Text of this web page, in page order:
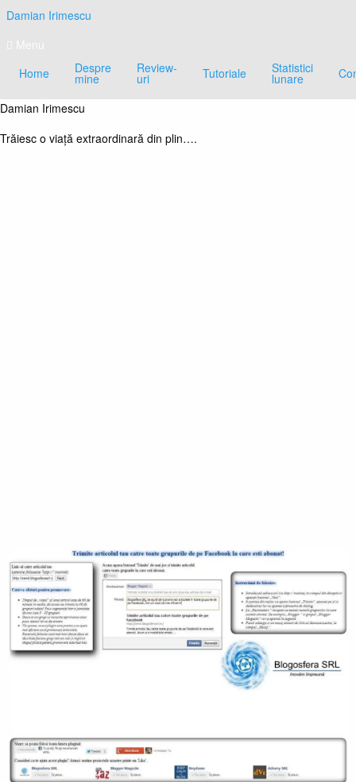
Skip
to
content
Damian Irimescu
Menu
Home
Despre
mine
Review-
uri Tutoriale Statistici
lunare
Damian Irimescu
Trăiesc o viață extraordinară din plin….